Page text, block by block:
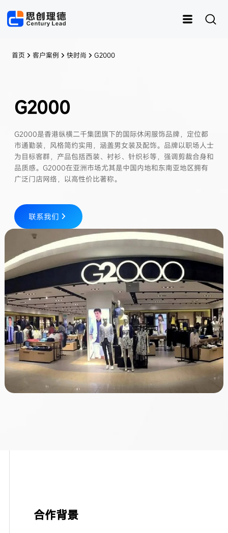
内衣
皮具 鞋子 样衣
资产管理
首页 客户案例 快时尚 G2000
G2000
G2000是香港纵横二千集团旗下的国际休闲服饰品牌，定位都
市通勤装，风格简约实用，涵盖男女装及配饰。品牌以职场人士
为目标客群，产品包括西装、衬衫、针织衫等，强调剪裁合身和
品质感。G2000在亚洲市场尤其是中国内地和东南亚地区拥有
广泛门店网络，以高性价比著称。
联系我们
合作背景